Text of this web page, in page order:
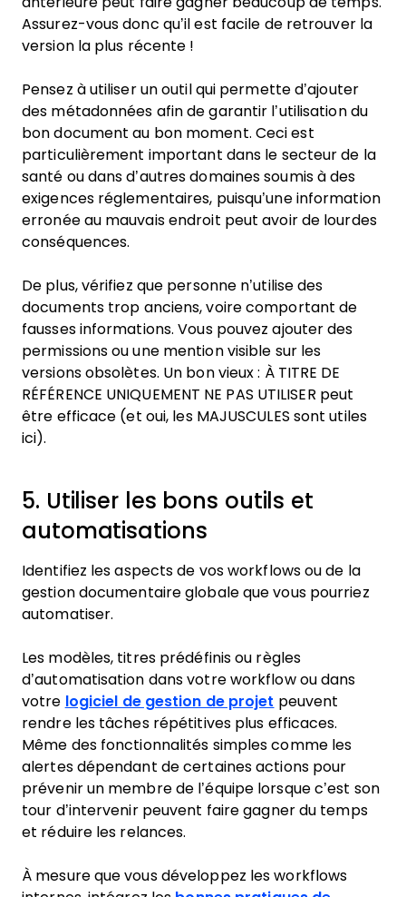
Assurez-vous donc qu’il est facile de retrouver la
version la plus récente !
Pensez à utiliser un outil qui permette d’ajouter
des métadonnées afin de garantir l’utilisation du
bon document au bon moment. Ceci est
particulièrement important dans le secteur de la
santé ou dans d’autres domaines soumis à des
exigences réglementaires, puisqu’une information
erronée au mauvais endroit peut avoir de lourdes
conséquences.
De plus, vérifiez que personne n’utilise des
documents trop anciens, voire comportant de
fausses informations. Vous pouvez ajouter des
permissions ou une mention visible sur les
versions obsolètes. Un bon vieux : À TITRE DE
RÉFÉRENCE UNIQUEMENT NE PAS UTILISER peut
être efficace (et oui, les MAJUSCULES sont utiles
ici).
5. Utiliser les bons outils et
automatisations
Identifiez les aspects de vos workflows ou de la
gestion documentaire globale que vous pourriez
automatiser.
Les modèles, titres prédéfinis ou règles
d’automatisation dans votre workflow ou dans
votre logiciel de gestion de projet peuvent
rendre les tâches répétitives plus efficaces.
Même des fonctionnalités simples comme les
alertes dépendant de certaines actions pour
prévenir un membre de l’équipe lorsque c’est son
tour d’intervenir peuvent faire gagner du temps
et réduire les relances.
À mesure que vous développez les workflows